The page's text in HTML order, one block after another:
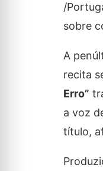
/
sobre
A
recita
Erro”
a voz
título,